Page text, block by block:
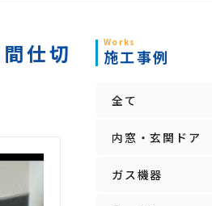
仕切 Works
施工事例
全て
内窓・玄関ドア
ガス機器